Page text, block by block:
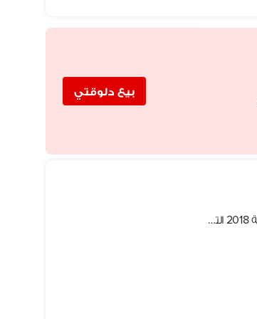
بيع دلوقتي
ارض للبيع اكتوبر الجديدة أحياء بادية شمال الواحة قرعة 2018 التكملي مميزة الحي الثالث